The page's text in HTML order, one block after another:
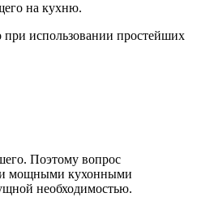
на кухню.
использовании простейших
Поэтому вопрос
и мощными кухонными
необходимостью.